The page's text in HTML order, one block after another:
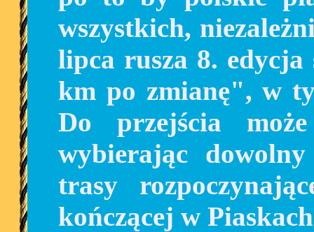
wszystkich,
lipca rusza 8. edycja
km po zmianę", w
Do przejścia
wybierając
trasy
kończącej w